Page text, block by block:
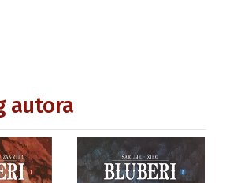
autora